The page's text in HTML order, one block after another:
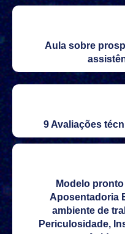
Aula sobre
9 Avaliações
Modelo
Aposentadoria
ambiente de
Periculosidade,